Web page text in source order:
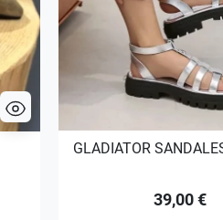
GLADIATOR
39,00 €